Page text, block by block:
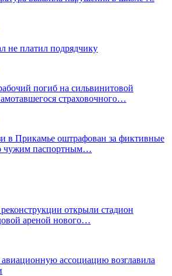
не платил подрядчику
погиб на сильвинитовой
страховочного…
в Прикамье оштрафован за фиктивные
чужим паспортным…
открыли стадион
ареной нового…
ассоциацию возглавила